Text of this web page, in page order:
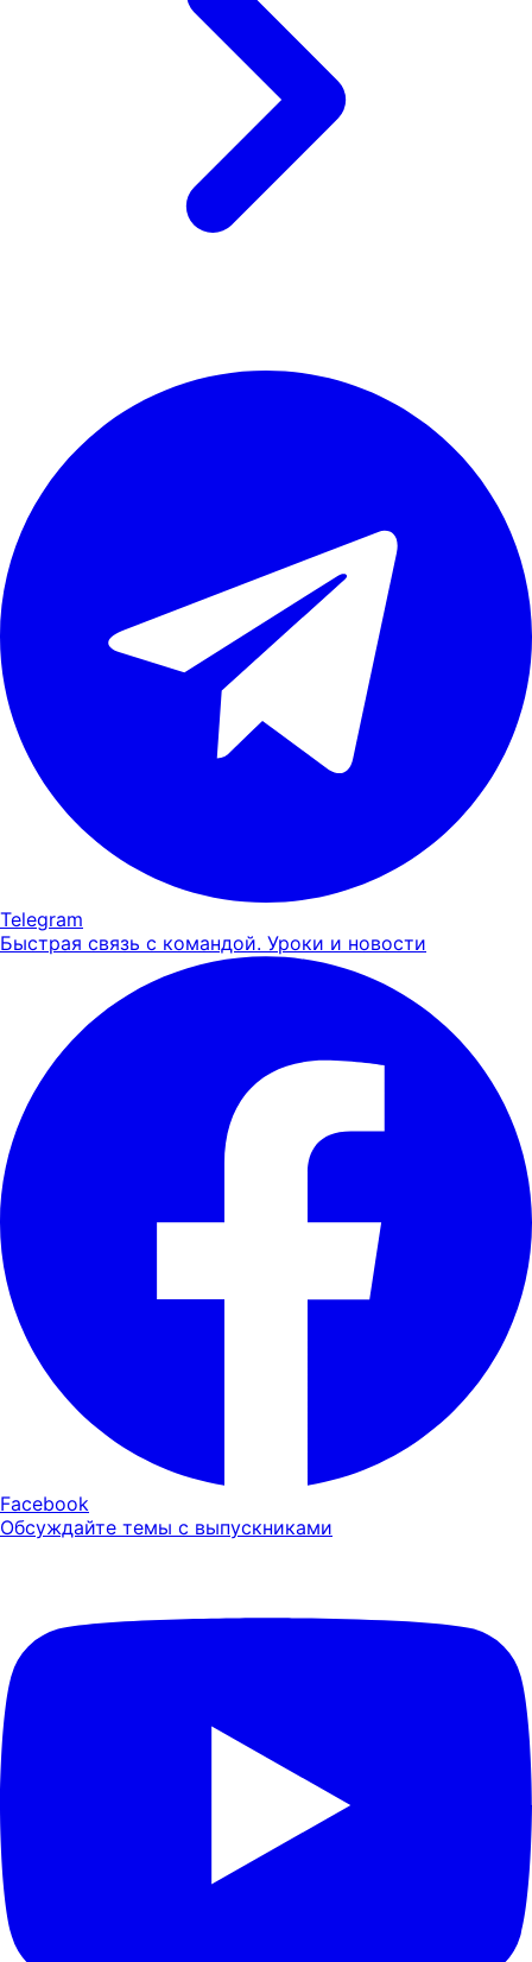
Telegram
Быстрая связь с командой. Уроки и новости
Facebook
Обсуждайте темы с выпускниками